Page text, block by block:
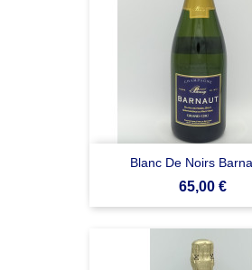
Blanc De Noirs
Prezzo
65,00 €